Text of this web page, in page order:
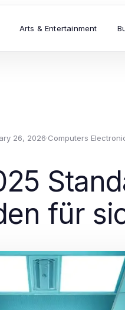
Arts & Entertainment
26, 2026·Computers
für